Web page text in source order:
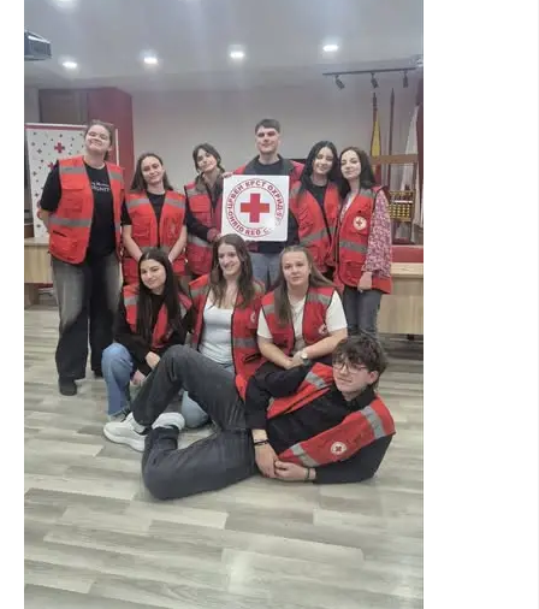
ЕДУКАТИВНО ИНФОРМАТИВНИ МАТЕРИЈАЛИ
БРОШУРИ
ПОСТЕРИ
ПРЕЗЕНТАЦИИ